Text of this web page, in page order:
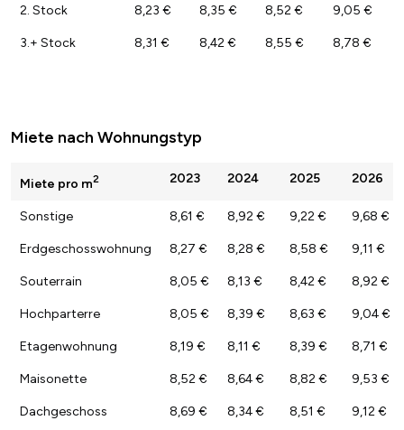
2. Stock 8,23 € 8,35 € 8,52 € 9,05 €
3.+ Stock 8,31 € 8,42 € 8,55 € 8,78 €
Miete nach Wohnungstyp
Miete pro m2 2023 2024 2025 2026
Sonstige 8,61 € 8,92 € 9,22 € 9,68 €
Erdgeschosswohnung 8,27 € 8,28 € 8,58 € 9,11 €
Souterrain 8,05 € 8,13 € 8,42 € 8,92 €
Hochparterre 8,05 € 8,39 € 8,63 € 9,04 €
Etagenwohnung 8,19 € 8,11 € 8,39 € 8,71 €
Maisonette 8,52 € 8,64 € 8,82 € 9,53 €
Dachgeschoss 8,69 € 8,34 € 8,51 € 9,12 €